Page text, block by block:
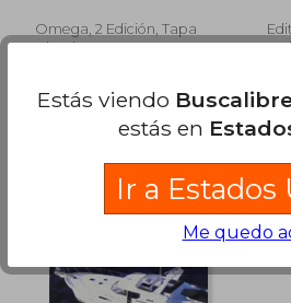
Omega, 2 Edición, Tapa
Blanda, Nuevo
1
Estás viendo
estás en
Ir a Estados
Me quedo